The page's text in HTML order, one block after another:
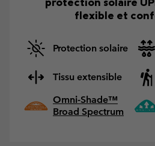
flexible et
Protection solaire
Tissu extensible
Omni-Shade™
Broad Spectrum